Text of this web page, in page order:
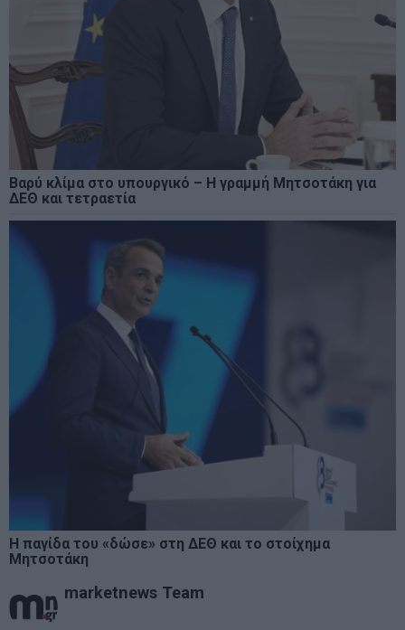
Βαρύ κλίμα στο υπουργικό – Η γραμμή Μητσοτάκη για
ΔΕΘ και τετραετία
Η παγίδα του «δώσε» στη ΔΕΘ και το στοίχημα
Μητσοτάκη
marketnews Team